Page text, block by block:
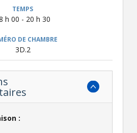
h 00 - 20 h 30
3D.2
: